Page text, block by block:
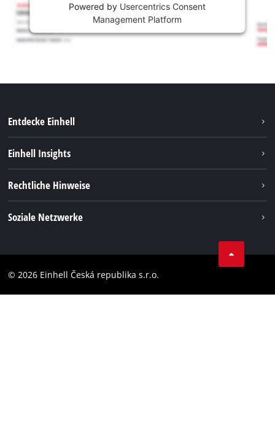
Powered by Usercentrics Consent
Management Platform
Entdecke Einhell
Akkusystem
Einhell Insights
Rechtliche Hinweise
Barrierefreiheits-Erklärung
Soziale Netzwerke
Instagram
© 2026 Einhell Česká republika s.r.o.